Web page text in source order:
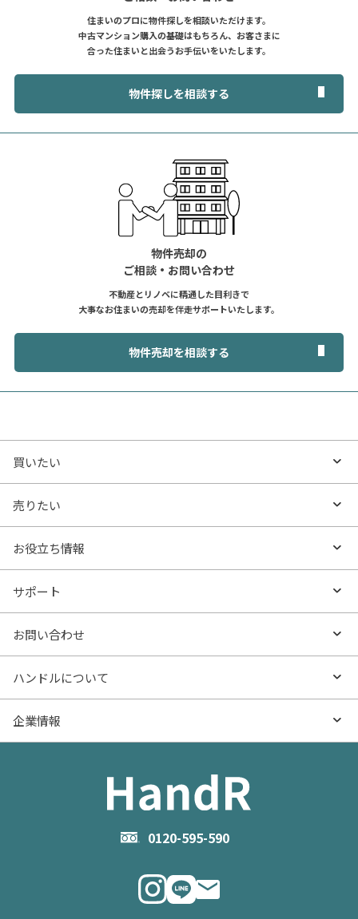
住まいのプロに物件探しを相談いただけます。
中古マンション購入の基礎はもちろん、お客さまに
合った住まいと出会うお手伝いをいたします。
物件探しを相談する
物件売却の
ご相談・お問い合わせ
不動産とリノベに精通した目利きで
大事なお住まいの売却を伴走サポートいたします。
物件売却を相談する
0120-595-590
買いたい
買いたいTOP
沿線・駅から探す
特集から探す
価格更新した物件
物件一覧
売りたい
売りたいTOP
AI査定
売却サービス
お役立ち記事（売却）
お役立ち情報
お役立ち情報TOP
- マンションの基礎知識
- マンション売却
- お金のこと
- 住まいの手引き サイトマップ
サポート
よくあるご質問
お問い合わせ
物件購入のご相談
住み替えのご相談
物件掲載に関するお問い合わせ
ハンドルについて
ハンドルとは
企業情報